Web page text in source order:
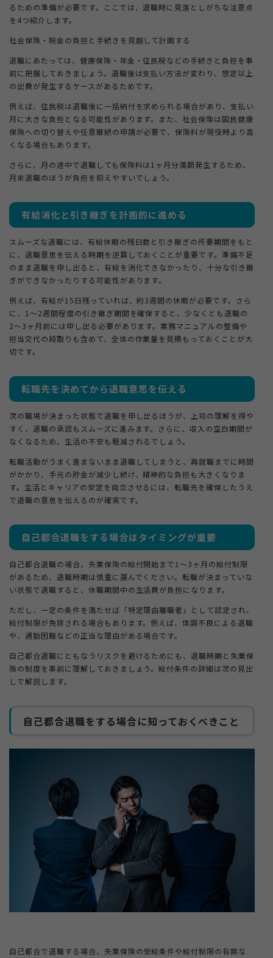
るための準備が必要です。ここでは、退職時に見落としがちな注意点
を4つ紹介します。
社会保険・税金の負担と手続きを見越して計画する
退職にあたっては、健康保険・年金・住民税などの手続きと負担を事
前に把握しておきましょう。退職後は支払い方法が変わり、想定以上
の出費が発生するケースがあるためです。
例えば、住民税は退職後に一括納付を求められる場合があり、支払い
月に大きな負担となる可能性があります。また、社会保険は国民健康
保険への切り替えや任意継続の申請が必要で、保険料が現役時より高
くなる場合もあります。
さらに、月の途中で退職しても保険料は1ヶ月分満額発生するため、
月末退職のほうが負担を抑えやすいでしょう。
有給消化と引き継ぎを計画的に進める
スムーズな退職には、有給休暇の残日数と引き継ぎの所要期間をもと
に、退職意思を伝える時期を逆算しておくことが重要です。準備不足
のまま退職を申し出ると、有給を消化できなかったり、十分な引き継
ぎができなかったりする可能性があります。
例えば、有給が15日残っていれば、約3週間の休暇が必要です。さら
に、1〜2週間程度の引き継ぎ期間を確保すると、少なくとも退職の
2〜3ヶ月前には申し出る必要があります。業務マニュアルの整備や
担当交代の段取りも含めて、全体の作業量を見積もっておくことが大
切です。
転職先を決めてから退職意思を伝える
次の職場が決まった状態で退職を申し出るほうが、上司の理解を得や
すく、退職の承認もスムーズに進みます。さらに、収入の空白期間が
なくなるため、生活の不安も軽減されるでしょう。
転職活動がうまく進まないまま退職してしまうと、再就職までに時間
がかかり、手元の貯金が減少し続け、精神的な負担も大きくなりま
す。生活とキャリアの安定を両立させるには、転職先を確保したうえ
で退職の意思を伝えるのが確実です。
自己都合退職をする場合はタイミングが重要
自己都合退職の場合、失業保険の給付開始まで1〜3ヶ月の給付制限
があるため、退職時期は慎重に選んでください。転職が決まっていな
い状態で退職すると、休職期間中の生活費が負担になります。
ただし、一定の条件を満たせば「特定理由離職者」として認定され、
給付制限が免除される場合もあります。例えば、体調不良による退職
や、通勤困難などの正当な理由がある場合です。
自己都合退職にともなうリスクを避けるためにも、退職時期と失業保
険の制度を事前に理解しておきましょう。給付条件の詳細は次の見出
しで解説します。
自己都合退職をする場合に知っておくべきこと
自己都合で退職する場合、失業保険の受給条件や給付制限の有無な